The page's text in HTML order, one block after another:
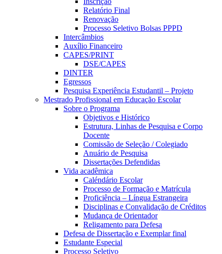
Relatório Final
Renovação
Processo Seletivo Bolsas PPPD
Intercâmbios
Auxílio Financeiro
CAPES/PRINT
DSE/CAPES
DINTER
Egressos
Pesquisa Experiência Estudantil – Projeto
Mestrado Profissional em Educação Escolar
Sobre o Programa
Objetivos e Histórico
Estrutura, Linhas de Pesquisa e Corpo
Docente
Comissão de Seleção / Colegiado
Anuário de Pesquisa
Dissertações Defendidas
Vida acadêmica
Caléndário Escolar
Processo de Formação e Matrícula
Proficiência – Língua Estrangeira
Disciplinas e Convalidação de Créditos
Mudança de Orientador
Religamento para Defesa
Defesa de Dissertação e Exemplar final
Estudante Especial
Processo Seletivo